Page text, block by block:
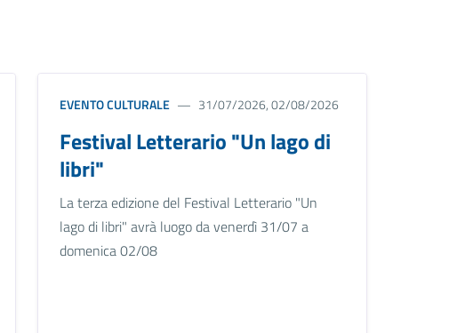
EVENTO CULTURALE 31/07/2026, 02/08/2026
Festival Letterario "Un lago di
libri"
La terza edizione del Festival Letterario "Un
lago di libri" avrà luogo da venerdì 31/07 a
domenica 02/08